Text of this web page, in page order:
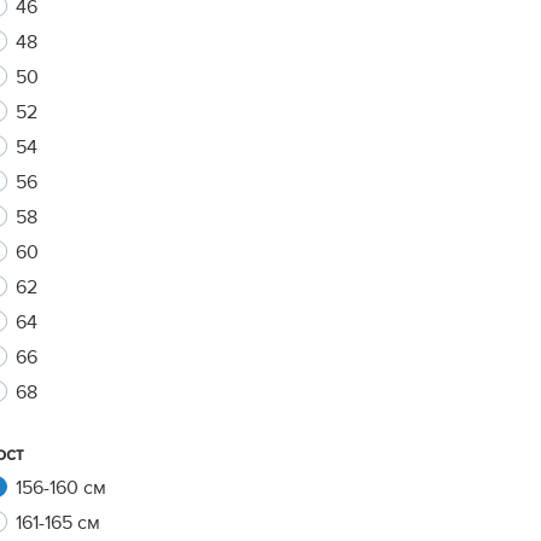
46
48
50
52
54
56
58
60
62
64
66
68
156-160 см
161-165 см